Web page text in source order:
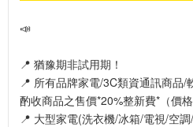
📣
📍 猶豫期非試用期！
📍 所有品牌家電/3C類資通訊商品
酌收商品之售價*20%整新費*（價
📍 大型家電(洗衣機/冰箱/電視/空